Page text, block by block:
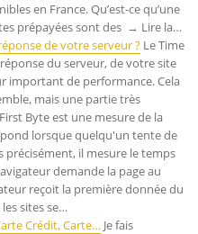
en France. Qu’est-ce qu’une
prépayées sont des → Lire la…
de votre serveur ? Le Time
du serveur, de votre site
important de performance. Cela
mais une partie très
Byte est une mesure de la
lorsque quelqu'un tente de
précisément, il mesure le temps
demande la page au
reçoit la première donnée du
sites se…
Crédit, Carte… Je fais